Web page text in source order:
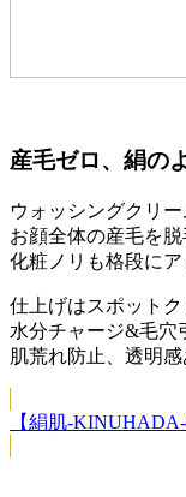
産毛ゼロ、絹の
ウォッシングクリ
お顔全体の産毛を
化粧ノリも格段にア
仕上げはスポット
水分チャージ&毛穴
肌荒れ防止、透明
【絹肌-